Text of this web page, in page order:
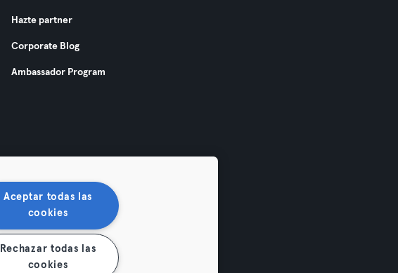
Hazte partner
Corporate Blog
Ambassador Program
Aceptar todas las
cookies
Rechazar todas las
cookies